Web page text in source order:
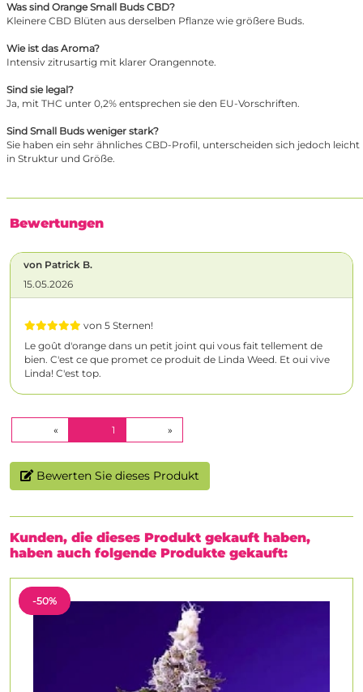
Was sind Orange Small Buds CBD?
Kleinere CBD Blüten aus derselben Pflanze wie größere Buds.
Wie ist das Aroma?
Intensiv zitrusartig mit klarer Orangennote.
Sind sie legal?
Ja, mit THC unter 0,2% entsprechen sie den EU-Vorschriften.
Sind Small Buds weniger stark?
Sie haben ein sehr ähnliches CBD-Profil, unterscheiden sich jedoch leicht
in Struktur und Größe.
Bewertungen
von Patrick B.
15.05.2026
von 5 Sternen!
Le goût d'orange dans un petit joint qui vous fait tellement de
bien. C'est ce que promet ce produit de Linda Weed. Et oui vive
Linda! C'est top.
« 1 (CURRENT)»
Bewerten Sie dieses Produkt
Kunden, die dieses Produkt gekauft haben,
haben auch folgende Produkte gekauft:
-50%